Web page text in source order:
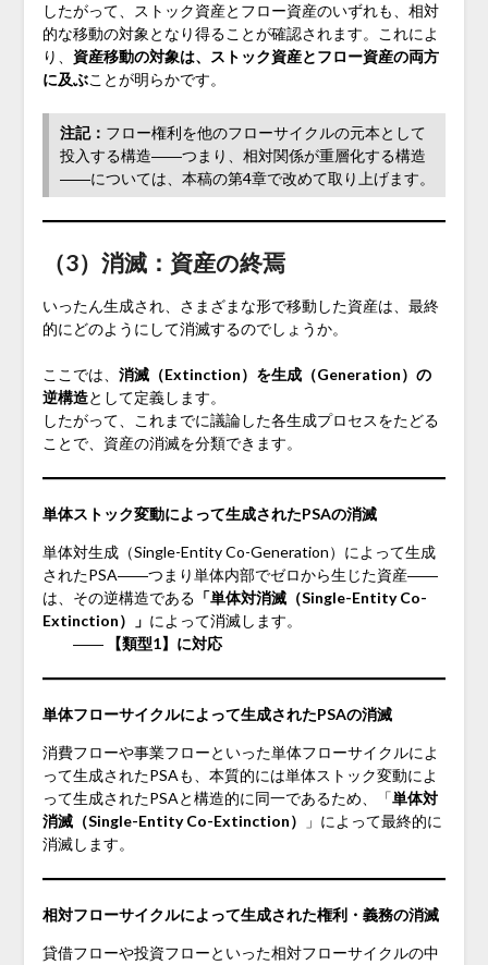
したがって、ストック資産とフロー資産のいずれも、相対
的な移動の対象となり得ることが確認されます。これによ
り、 資産移動の対象は、ストック資産とフロー資産の両方
に及ぶことが明らかです。
注記： フロー権利を他のフローサイクルの元本として
投入する構造――つまり、相対関係が重層化する構造
――については、本稿の第4章で改めて取り上げます。
（3）消滅：資産の終焉
いったん生成され、さまざまな形で移動した資産は、最終
的にどのようにして消滅するのでしょうか。
ここでは、 消滅（Extinction）を生成（Generation）の
逆構造として定義します。
したがって、これまでに議論した各生成プロセスをたどる
ことで、資産の消滅を分類できます。
単体ストック変動によって生成されたPSAの消滅
単体対生成（Single-Entity Co-Generation）によって生成
されたPSA――つまり単体内部でゼロから生じた資産――
は、その逆構造である 「単体対消滅（Single-Entity Co-
Extinction）」 によって消滅します。
――
【類型1】に対応
単体フローサイクルによって生成されたPSAの消滅
消費フローや事業フローといった単体フローサイクルによ
って生成されたPSAも、本質的には単体ストック変動によ
って生成されたPSAと構造的に同一であるため、「単体対
消滅（Single-Entity Co-Extinction）
」によって最終的に
消滅します。
相対フローサイクルによって生成された権利・義務の消滅
貸借フローや投資フローといった相対フローサイクルの中